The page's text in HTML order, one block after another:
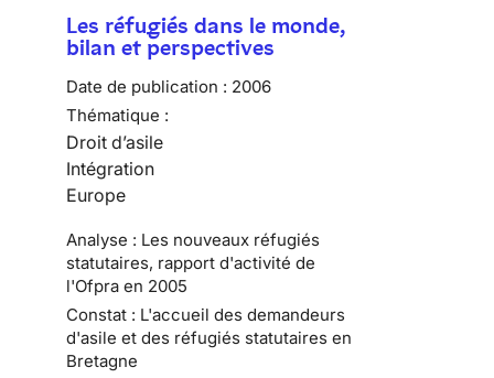
Les réfugiés dans le monde,
bilan et perspectives
Date de publication : 2006
Thématique :
Droit d’asile
Intégration
Europe
Analyse : Les nouveaux réfugiés
statutaires, rapport d'activité de
l'Ofpra en 2005
Constat : L'accueil des demandeurs
d'asile et des réfugiés statutaires en
Bretagne